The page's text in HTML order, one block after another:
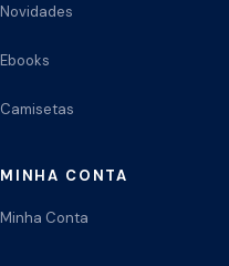
Novidades
Ebooks
Camisetas
MINHA CONTA
Minha Conta